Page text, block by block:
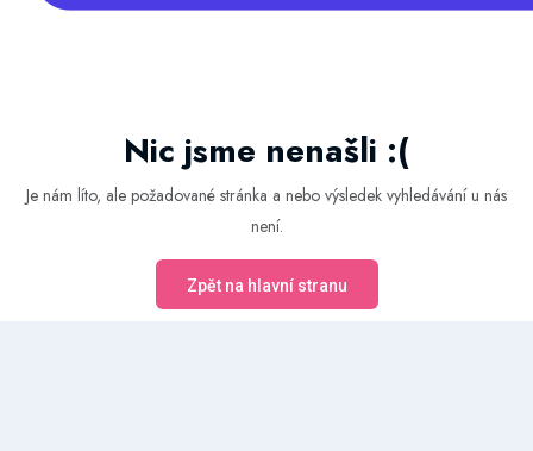
Nic jsme nenašli :(
Je nám líto, ale požadované stránka a nebo výsledek vyhledávání u nás
není.
Zpět na hlavní stranu